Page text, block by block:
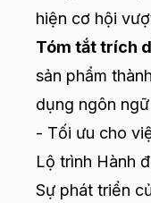
hiện cơ hội
Tóm tắt trích
sản phẩm
dụng ngôn
- Tối ưu cho
Lộ trình Hành
Sự phát triển